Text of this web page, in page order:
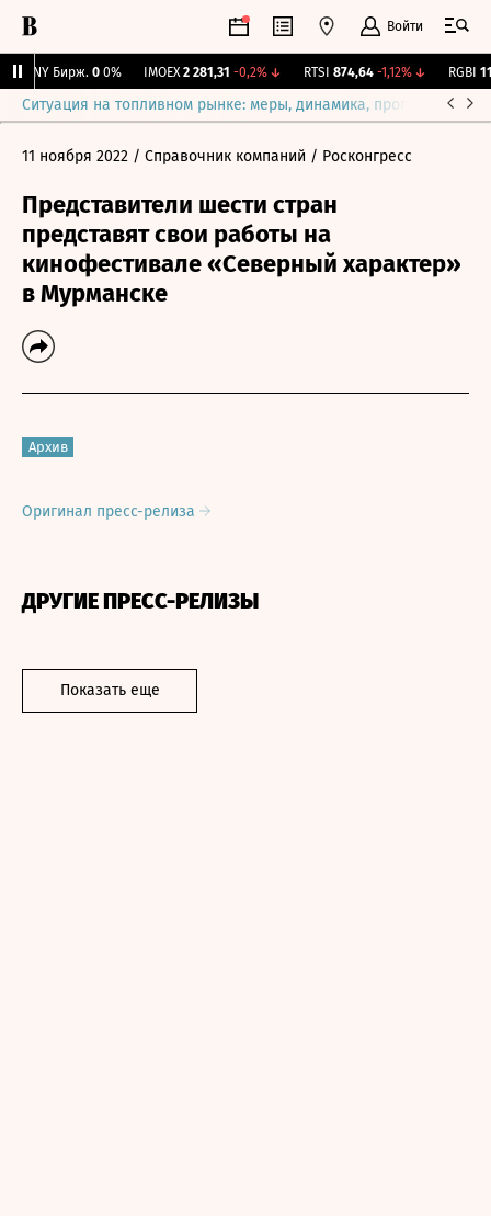
Войти
CNY Бирж. 0 0% IMOEX 2 281,31 -0,2%↓ RTSI 874,64 -1,12%↓ RGBI
Ситуация на топливном рынке: меры, динамика, прогнозы
11 ноября 2022 / Справочник компаний / Росконгресс
Представители шести стран
представят свои работы на
кинофестивале «Северный характер»
в Мурманске
Архив
Оригинал пресс-релиза
ДРУГИЕ ПРЕСС-РЕЛИЗЫ
Показать еще